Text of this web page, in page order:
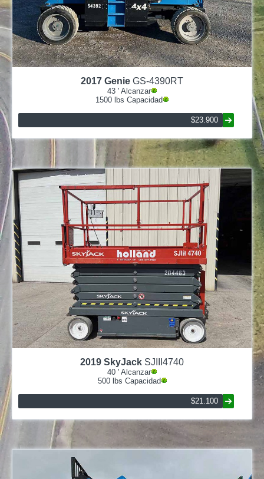
2017 Genie GS-4390RT
43 ' Alcanzar
1500 lbs Capacidad
$23.900
2019 SkyJack SJIII4740
40 ' Alcanzar
500lbs Capacidad
$21.100